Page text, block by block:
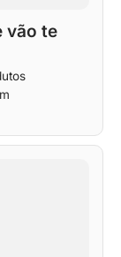
vão te